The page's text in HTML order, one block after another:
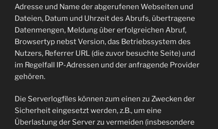
Adresse und Name der abgerufenen Webseiten und
Dateien, Datum und Uhrzeit des Abrufs, übertragene
Datenmengen, Meldung über erfolgreichen Abruf,
Browsertyp nebst Version, das Betriebssystem des
Nutzers, Referrer URL (die zuvor besuchte Seite) und
im Regelfall IP-Adressen und der anfragende Provider
gehören.
Die Serverlogfiles können zum einen zu Zwecken der
Sicherheit eingesetzt werden, z.B., um eine
Überlastung der Server zu vermeiden (insbesondere